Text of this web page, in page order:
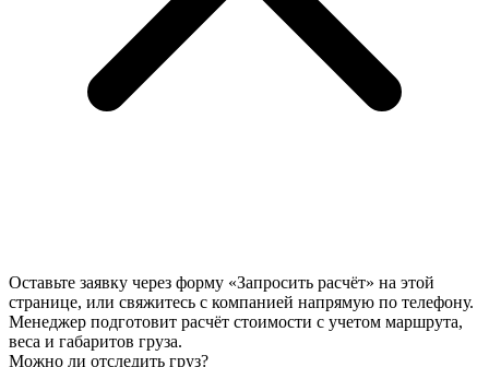
Оставьте заявку через форму «Запросить расчёт» на этой
странице, или свяжитесь с компанией напрямую по телефону.
Менеджер подготовит расчёт стоимости с учетом маршрута,
веса и габаритов груза.
Можно ли отследить груз?